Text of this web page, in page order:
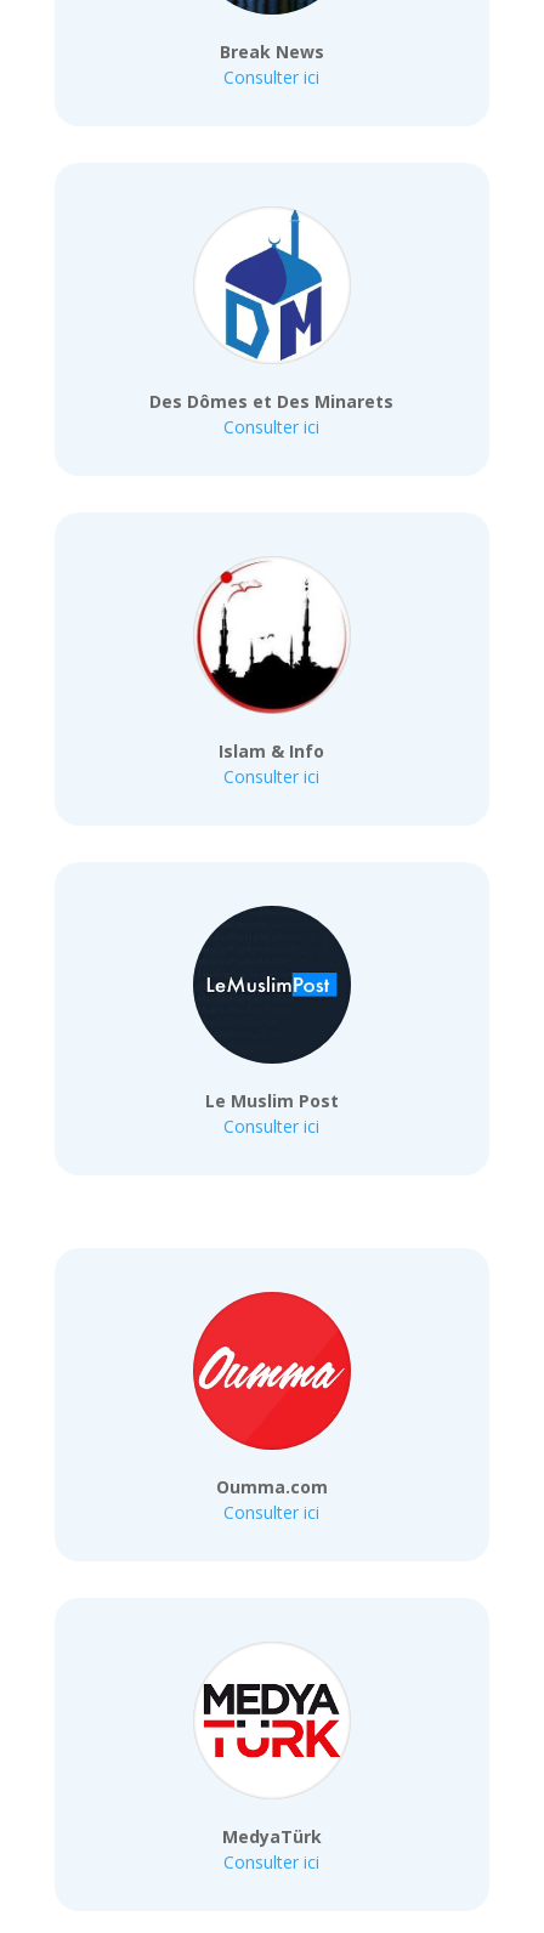
Break News
Consulter ici
Des Dômes et Des Minarets
Consulter ici
Islam & Info
Consulter ici
Le Muslim Post
Consulter ici
Oumma.com
Consulter ici
MedyaTürk
Consulter ici